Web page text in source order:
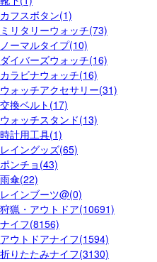
カフスボタン(1)
ミリタリーウォッチ(73)
ノーマルタイプ(10)
ダイバーズウォッチ(16)
カラビナウォッチ(16)
ウォッチアクセサリー(31)
交換ベルト(17)
ウォッチスタンド(13)
時計用工具(1)
レイングッズ(65)
ポンチョ(43)
雨傘(22)
レインブーツ@(0)
狩猟・アウトドア(10691)
ナイフ(8156)
アウトドアナイフ(1594)
折りたたみナイフ(3130)